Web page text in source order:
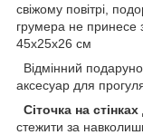
свіжому повітрі,
грумера не принесе
45x25x26 см
Відмінний
аксесуар для
Сіточка на стінках
стежити за